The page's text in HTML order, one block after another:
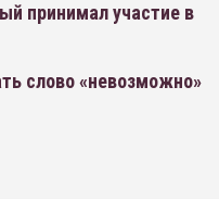
принимал участие в
слово «невозможно»